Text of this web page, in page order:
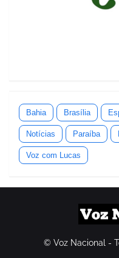
Bahia Brasília
Notícias Paraíba
Voz com Lucas
© Voz Nacional -